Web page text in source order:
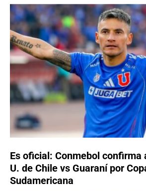
Es oficial: Conmebol confirma
U. de Chile vs Guaraní por
Sudamericana